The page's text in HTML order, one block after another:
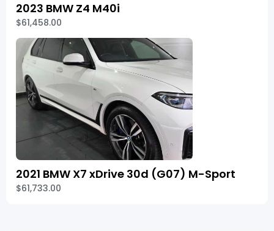
2023 BMW Z4 M40i
$61,458.00
2021 BMW X7 xDrive 30d (G07) M-Sport
$61,733.00